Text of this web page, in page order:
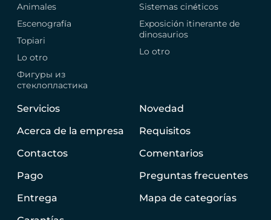
Animales
Escenografía
Topiari
Lo otro
Фигуры из
стеклопластика
Sistemas cinéticos
Exposición itinerante de
dinosaurios
Lo otro
Servicios
Acerca de la empresa
Contactos
Pago
Entrega
Novedad
Requisitos
Comentarios
Preguntas frecuentes
Mapa de categorías